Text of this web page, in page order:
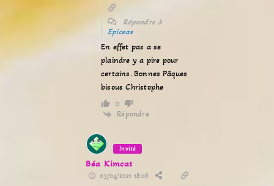
Répondre à
Epiceas
En effet pas a se
plaindre y a pire pour
certains. Bonnes Pâques
bisous Christophe
0
Répondre
Invité
Béa Kimcat
03/04/2021 18:08